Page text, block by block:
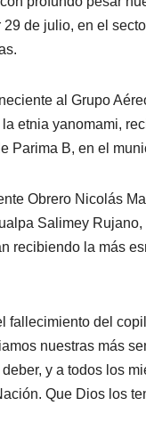
de julio, en el
al Grupo
etnia yanomami,
Parima B, en el
Obrero Nicolás
Salimey
recibiendo la más
fallecimiento del
nuestras más
y a todos los
Que Dios los